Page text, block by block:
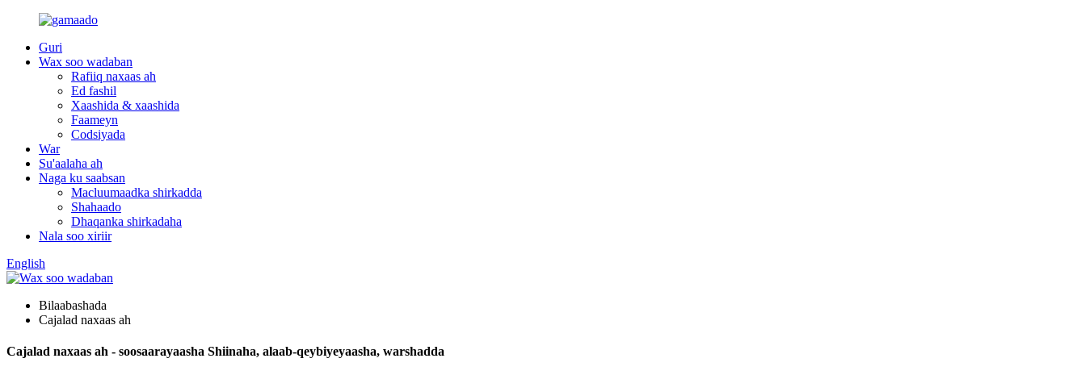
Guri
Wax soo wadaban
Rafiiq naxaas ah
Ed fashil
Xaashida & xaashida
Faameyn
Codsiyada
War
Su'aalaha ah
Naga ku saabsan
Macluumaadka shirkadda
Shahaado
Dhaqanka shirkadaha
Nala soo xiriir
English
Bilaabashada
Cajalad naxaas ah
Cajalad naxaas ah - soosaarayaasha Shiinaha, alaab-qeybiyeyaasha, warshadda